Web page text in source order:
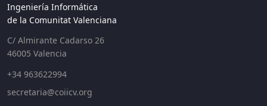
Ingeniería Informática
de la Comunitat Valenciana
C/ Almirante Cadarso 26
46005 Valencia
+34 963622994
secretaria@coiicv.org